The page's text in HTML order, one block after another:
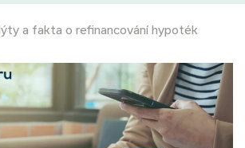
a fakta o refinancování hypoték